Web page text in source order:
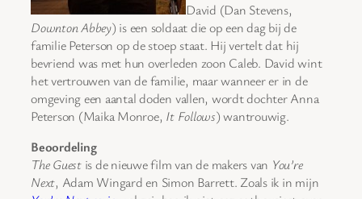
David (Dan Stevens,
Downton Abbey) is een soldaat die op een dag bij de
familie Peterson op de stoep staat. Hij vertelt dat hij
bevriend was met hun overleden zoon Caleb. David wint
het vertrouwen van de familie, maar wanneer er in de
omgeving een aantal doden vallen, wordt dochter Anna
Peterson (Maika Monroe, It Follows) wantrouwig.
Beoordeling
The Guestis de nieuwe film van de makers van You’re
Next, Adam Wingard en Simon Barrett. Zoals ik in mijn